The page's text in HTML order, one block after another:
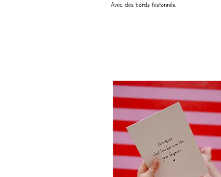
Avec des bords festonnés.